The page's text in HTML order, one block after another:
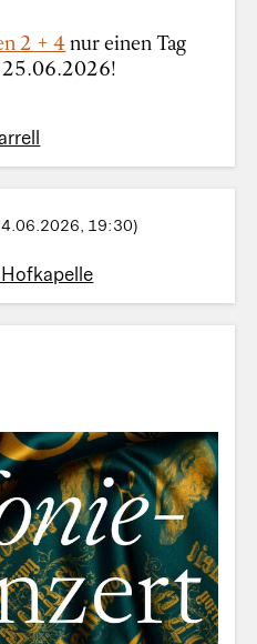
2 + 4nur einen Tag
25.06.2026!
19:30)